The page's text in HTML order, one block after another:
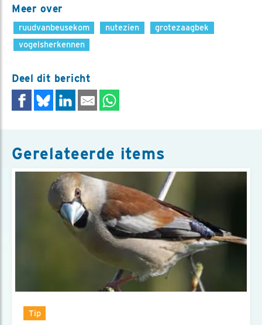
Meer over
ruudvanbeusekom nutezien
grotezaagbek
vogelsherkennen
Deel dit bericht
Gerelateerde items
Tip